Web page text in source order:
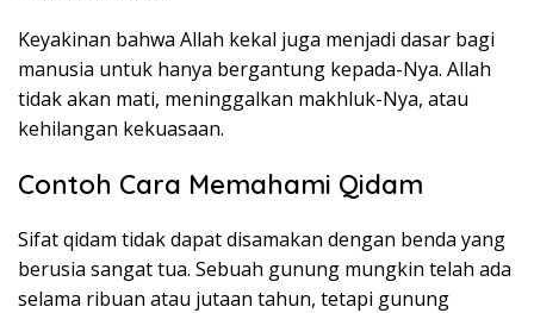
Keyakinan bahwa Allah kekal juga menjadi dasar bagi
manusia untuk hanya bergantung kepada-Nya. Allah
tidak akan mati, meninggalkan makhluk-Nya, atau
kehilangan kekuasaan.
Contoh Cara Memahami Qidam
Sifat qidam tidak dapat disamakan dengan benda yang
berusia sangat tua. Sebuah gunung mungkin telah ada
selama ribuan atau jutaan tahun, tetapi gunung